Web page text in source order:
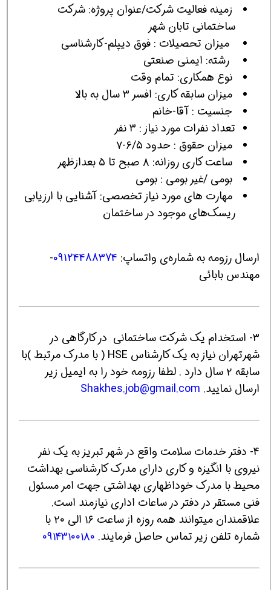
زمینه فعالیت شرکت/عنوان پروژه: شرکت
ساختمانی تابان شهر
ميزان تحصیلات : فوق دیپلم-کارشناسی
رشته: ایمنی صنعتی
نوع همکاری: تمام وقت
میزان سابقه کاری: افسر ۳ سال به بالا
جنسیت : آقا-خانم
تعداد نفرات مورد نیاز : ۳ نفر
میزان حقوق : حدود ۶/۵-۷
ساعت کاری روزانه: ۸ صبح تا ۵ بعدازظهر
بومی /غیر بومی : بومی
مهارت های مورد نیاز تخصصی: آشنایی با ارزیابی
ریسک‌های موجود در ساختمان
ارسال رزومه به شماره‌ی واتساپ: 09124488374
-
مهندس بابائی
3- استخدام یک شرکت ساختمانی در کارگاهی در
شهرتهران نیاز به یک کارشناس HSE ( با مدرک مرتبط )با
سابقه ۲ سال دارد . لطفا رزومه خود را به ایمیل زیر
ارسال نمایید. Shakhes.job@gmail.com
4- دفتر خدمات سلامت واقع در شهر تبریز به یک نفر
نیروی با انگیزه و کاری دارای مدرک کارشناسی بهداشت
محیط با مدرک خوداظهاری بهداشتی جهت امر مسئول
فنی مستقر در دفتر در ساعات اداری نیازمند است.
علاقمندان میتوانند همه روزه از ساعت ۱۶ الی ۲۰ با
شماره تلفن زیر تماس حاصل فرمایند. ۰۹۱۴۳۱۰۰۱۸۰